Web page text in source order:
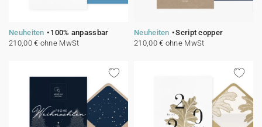
Neuheiten
100% anpassbar
210,00 € ohne MwSt
Neuheiten
Script copper
210,00 € ohne MwSt